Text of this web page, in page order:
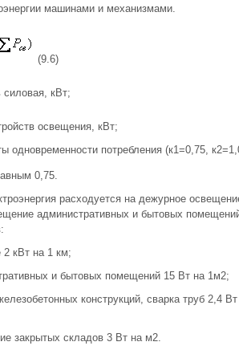
машинами и механизмами.
(9.6)
кВт;
освещения, кВт;
одновременности потребления (к1=0,75,
0,75.
расходуется на дежурное
административных и бытовых
2 кВт на 1 км;
и бытовых помещений 15 Вт на 1м2;
конструкций, сварка труб 2,4
закрытых складов 3 Вт на м2.